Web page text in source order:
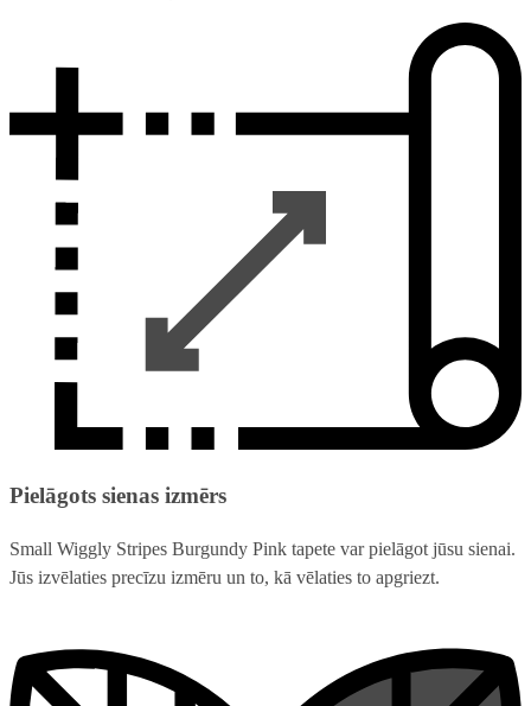
Pielāgots sienas izmērs
Small Wiggly Stripes Burgundy Pink tapete var pielāgot jūsu sienai.
Jūs izvēlaties precīzu izmēru un to, kā vēlaties to apgriezt.